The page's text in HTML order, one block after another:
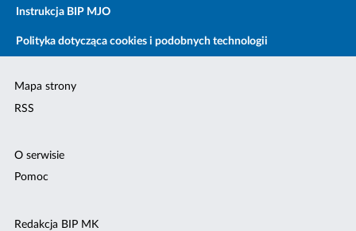
Instrukcja BIP MJO
Polityka dotycząca cookies i podobnych technologii
Mapa strony
RSS
O serwisie
Pomoc
Redakcja BIP MK